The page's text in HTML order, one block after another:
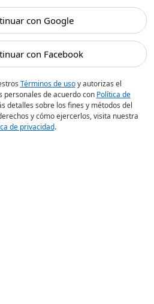
con Google
con Facebook
Términos de usoy autorizas el
personales de acuerdo con Política de
detalles sobre los fines y métodos del
y cómo ejercerlos, visita nuestra
de privacidad.